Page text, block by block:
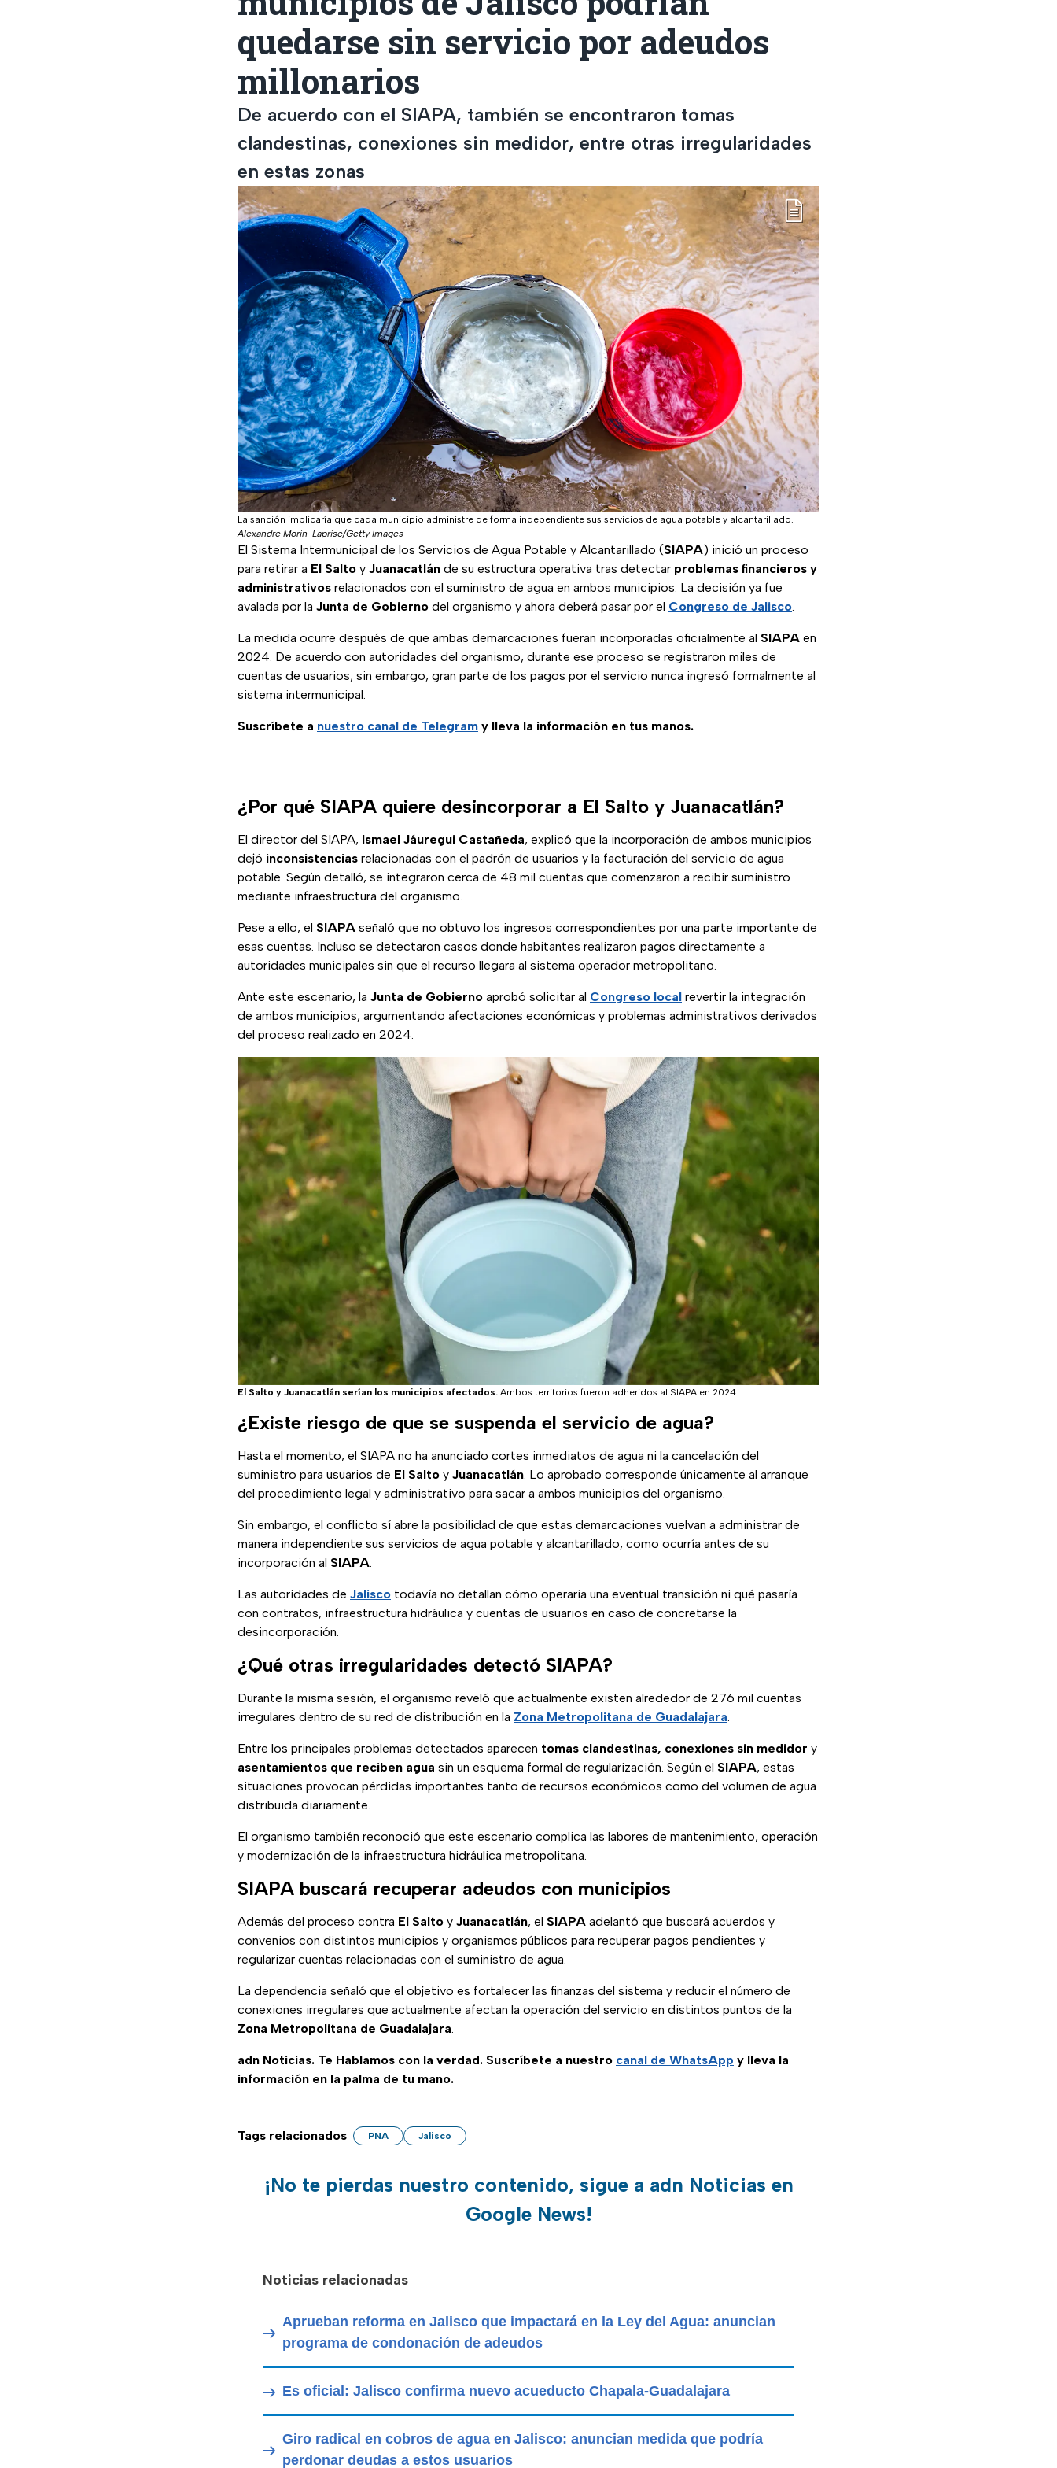
quedarse sin servicio por adeudos
millonarios
De acuerdo con el SIAPA, también se encontraron tomas
clandestinas, conexiones sin medidor, entre otras irregularidades
en estas zonas
La sanción implicaría que cada municipio administre de forma independiente sus servicios de agua potable y alcantarillado.
Alexandre Morin-Laprise/Getty Images
El Sistema Intermunicipal de los Servicios de Agua Potable y Alcantarillado (SIAPA) inició un proceso
para retirar a El Salto y Juanacatlán de su estructura operativa tras detectar problemas financieros y
administrativos relacionados con el suministro de agua en ambos municipios. La decisión ya fue
avalada por la Junta de Gobierno del organismo y ahora deberá pasar por el Congreso de Jalisco.
La medida ocurre después de que ambas demarcaciones fueran incorporadas oficialmente al SIAPA en
2024. De acuerdo con autoridades del organismo, durante ese proceso se registraron miles de
cuentas de usuarios; sin embargo, gran parte de los pagos por el servicio nunca ingresó formalmente al
sistema intermunicipal.
Suscríbete a nuestro canal de Telegram y lleva la información en tus manos.
¿Por qué SIAPA quiere desincorporar a El Salto y Juanacatlán?
El director del SIAPA, Ismael Jáuregui Castañeda, explicó que la incorporación de ambos municipios
dejó inconsistencias relacionadas con el padrón de usuarios y la facturación del servicio de agua
potable. Según detalló, se integraron cerca de 48 mil cuentas que comenzaron a recibir suministro
mediante infraestructura del organismo.
Pese a ello, el SIAPA señaló que no obtuvo los ingresos correspondientes por una parte importante de
esas cuentas. Incluso se detectaron casos donde habitantes realizaron pagos directamente a
autoridades municipales sin que el recurso llegara al sistema operador metropolitano.
Ante este escenario, la Junta de Gobierno aprobó solicitar al Congreso local revertir la integración
de ambos municipios, argumentando afectaciones económicas y problemas administrativos derivados
del proceso realizado en 2024.
El Salto y Juanacatlán serían los municipios afectados. Ambos territorios fueron adheridos al SIAPA en 2024.
¿Existe riesgo de que se suspenda el servicio de agua?
Hasta el momento, el SIAPA no ha anunciado cortes inmediatos de agua ni la cancelación del
suministro para usuarios de El Salto y Juanacatlán . Lo aprobado corresponde únicamente al arranque
del procedimiento legal y administrativo para sacar a ambos municipios del organismo.
Sin embargo, el conflicto sí abre la posibilidad de que estas demarcaciones vuelvan a administrar de
manera independiente sus servicios de agua potable y alcantarillado, como ocurría antes de su
incorporación al SIAPA
Las autoridades de Jalisco todavía no detallan cómo operaría una eventual transición ni qué pasaría
con contratos, infraestructura hidráulica y cuentas de usuarios en caso de concretarse la
desincorporación.
¿Qué otras irregularidades detectó SIAPA?
Durante la misma sesión, el organismo reveló que actualmente existen alrededor de 276 mil cuentas
irregulares dentro de su red de distribución en la Zona Metropolitana de Guadalajara
Entre los principales problemas detectados aparecen tomas clandestinas, conexiones sin medidor y
asentamientos que reciben agua sin un esquema formal de regularización. Según el SIAPA, estas
situaciones provocan pérdidas importantes tanto de recursos económicos como del volumen de agua
distribuida diariamente.
El organismo también reconoció que este escenario complica las labores de mantenimiento, operación
y modernización de la infraestructura hidráulica metropolitana.
SIAPA buscará recuperar adeudos con municipios
Además del proceso contra El Salto y Juanacatlán, el SIAPA adelantó que buscará acuerdos y
convenios con distintos municipios y organismos públicos para recuperar pagos pendientes y
regularizar cuentas relacionadas con el suministro de agua.
La dependencia señaló que el objetivo es fortalecer las finanzas del sistema y reducir el número de
conexiones irregulares que actualmente afectan la operación del servicio en distintos puntos de la
Zona Metropolitana de Guadalajara
adn Noticias. Te Hablamos con la verdad. Suscríbete a nuestro canal de WhatsApp y lleva la
información en la palma de tu mano.
Tags relacionados PNA Jalisco
¡No te pierdas nuestro contenido, sigue a adn Noticias en
Google News!
Noticias relacionadas
Aprueban reforma en Jalisco que impactará en la Ley del Agua: anuncian
programa de condonación de adeudos
Es oficial: Jalisco confirma nuevo acueducto Chapala-Guadalajara
Giro radical en cobros de agua en Jalisco: anuncian medida que podría
perdonar deudas a estos usuarios